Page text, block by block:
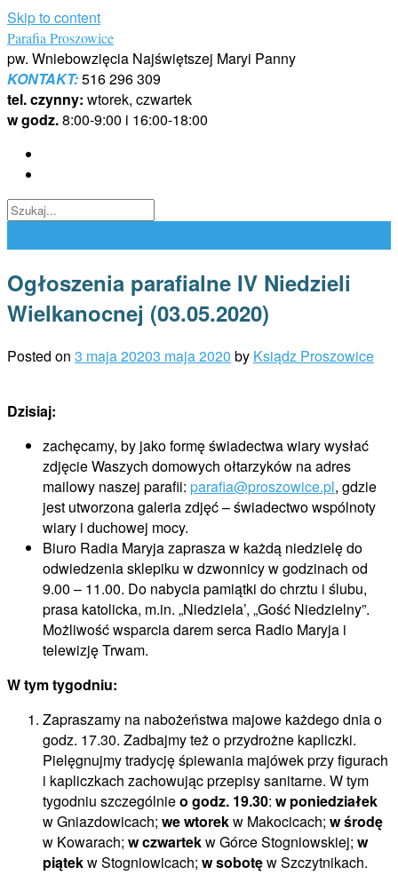
Skip to content
Parafia Proszowice
pw. Wniebowzięcia Najświętszej Maryi Panny
KONTAKT:516 296 309
tel. czynny: wtorek, czwartek
w godz.8:00-9:00 i 16:00-18:00
Ogłoszenia parafialne IV Niedzieli
Wielkanocnej (03.05.2020)
Posted on 3 maja 20203 maja 2020 by Ksiądz Proszowice
zachęcamy, by jako formę świadectwa wiary wysłać
zdjęcie Waszych domowych ołtarzyków na adres
mailowy naszej parafii: parafia@proszowice.pl, gdzie
jest utworzona galeria zdjęć – świadectwo wspólnoty
wiary i duchowej mocy.
Biuro Radia Maryja zaprasza w każdą niedzielę do
odwiedzenia sklepiku w dzwonnicy w godzinach od
9.00 – 11.00. Do nabycia pamiątki do chrztu i ślubu,
prasa katolicka, m.in. „Niedziela’, „Gość Niedzielny”.
Możliwość wsparcia darem serca Radio Maryja i
telewizję Trwam.
W tym tygodniu:
Zapraszamy na nabożeństwa majowe każdego dnia o
godz. 17.30. Zadbajmy też o przydrożne kapliczki.
Pielęgnujmy tradycję śpiewania majówek przy figurach
i kapliczkach zachowując przepisy sanitarne. W tym
tygodniu szczególnieo godz. 19.30: w poniedziałek
w Gniazdowicach; we wtorekw Makocicach; w środę
w Kowarach; w czwartekw Górce Stogniowskiej; w
piątekw Stogniowicach; w sobotęw Szczytnikach.